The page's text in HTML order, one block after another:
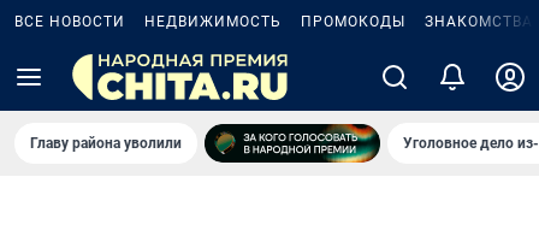
ВСЕ НОВОСТИ НЕДВИЖИМОСТЬ ПРОМОКОДЫ ЗНАКОМСТВА
Главу района уволили Уголовное дело